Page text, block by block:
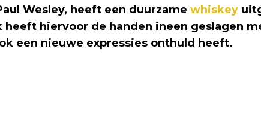
Wesley, heeft een duurzame whiskey
heeft hiervoor de handen ineen geslagen
een nieuwe expressies onthuld heeft.